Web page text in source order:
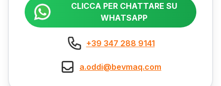
CLICCA PER CHATTARE SU
WHATSAPP
+39 347 288 9141
a.oddi@bevmaq.com